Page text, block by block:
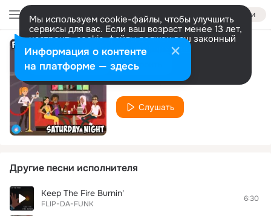
Войти
Мы используем cookie-файлы, чтобы улучшить
сервисы для вас. Если ваш возраст менее 13 лет,
настроить cookie-файлы должен ваш законный
представитель. Больше информации
Разрешить все Настроить
Saturday Night
FLIP-DA-FUNK
Слушать
Другие песни исполнителя
Keep The Fire Burnin'
FLIP-DA-FUNK
6:30
Информация о контенте
на платформе — здесь